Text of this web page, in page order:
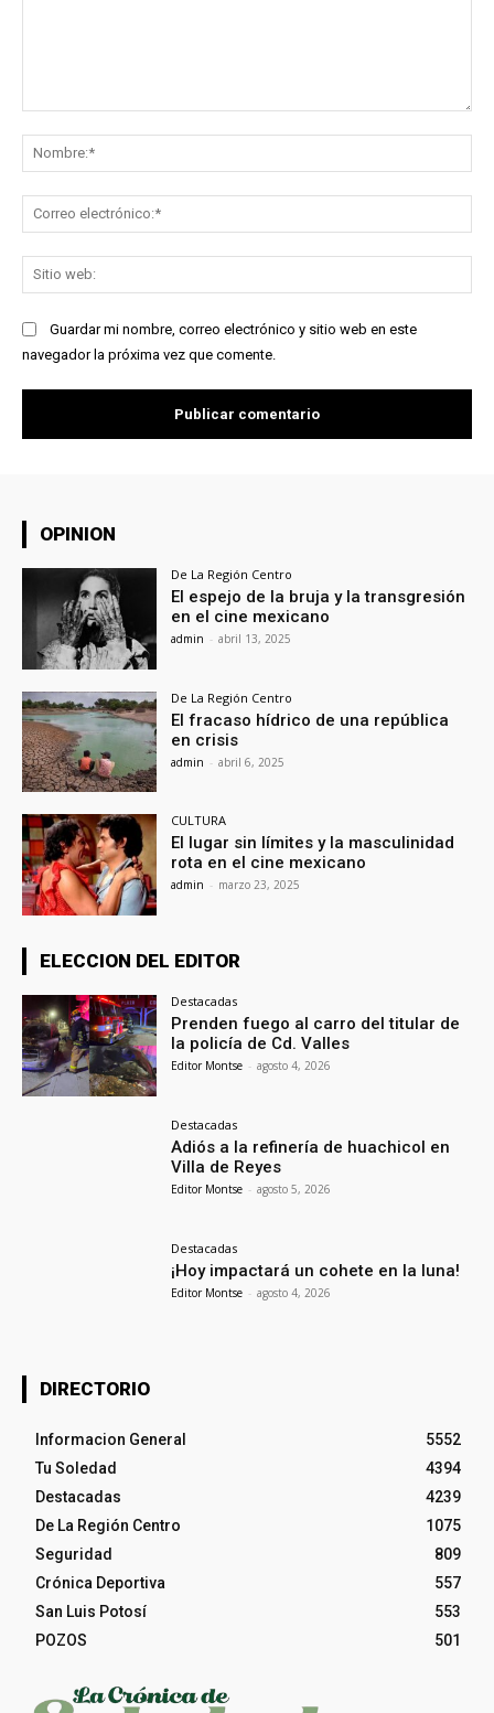
Guardar mi nombre, correo electrónico y sitio web en este
navegador la próxima vez que comente.
OPINION
De La Región Centro
El espejo de la bruja y la transgresión
en el cine mexicano
admin - abril 13, 2025
De La Región Centro
El fracaso hídrico de una república
en crisis
admin - abril 6, 2025
CULTURA
El lugar sin límites y la masculinidad
rota en el cine mexicano
admin - marzo 23, 2025
ELECCION DEL EDITOR
Destacadas
Prenden fuego al carro del titular de
la policía de Cd. Valles
Editor Montse - agosto 4, 2026
Destacadas
Adiós a la refinería de huachicol en
Villa de Reyes
Editor Montse - agosto 5, 2026
Destacadas
¡Hoy impactará un cohete en la luna!
Editor Montse - agosto 4, 2026
DIRECTORIO
Informacion General
5552
Tu Soledad
4394
Destacadas
4239
De La Región Centro
1075
Seguridad
809
Crónica Deportiva
557
San Luis Potosí
553
POZOS
501